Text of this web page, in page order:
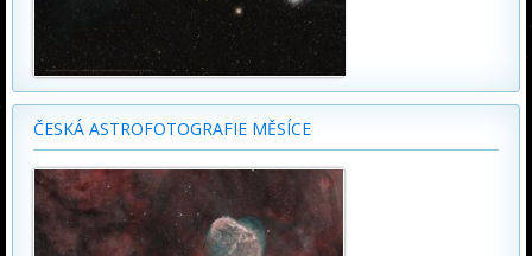
ČESKÁ ASTROFOTOGRAFIE MĚSÍCE